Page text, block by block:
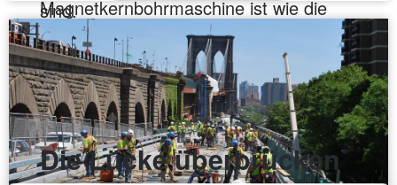
sind.
Magnetkernbohrmaschine ist wie die
Wahl des richtigen Schuhpaars für eine
Reise. Du würdest keine Wanderschuhe
am Strand tragen oder Flip-Flops auf
einem Bergpfad.
Mehr lesen
Die Lücke überbrücken